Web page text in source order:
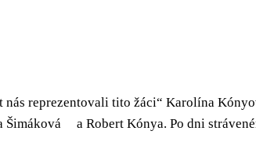
nás reprezentovali tito žáci“ Karolína
Šimáková a Robert Kónya. Po dni